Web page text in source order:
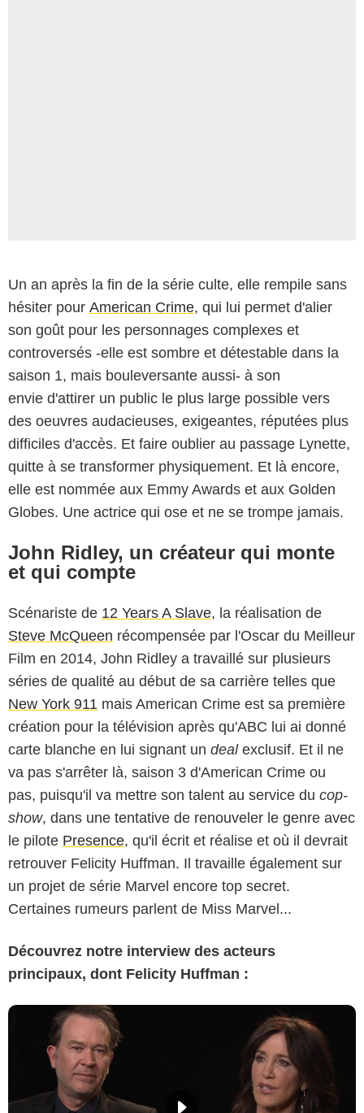
Un an après la fin de la série culte, elle rempile sans
hésiter pour American Crime, qui lui permet d'alier
son goût pour les personnages complexes et
controversés -elle est sombre et détestable dans la
saison 1, mais bouleversante aussi- à son
envie d'attirer un public le plus large possible vers
des oeuvres audacieuses, exigeantes, réputées plus
difficiles d'accès. Et faire oublier au passage Lynette,
quitte à se transformer physiquement. Et là encore,
elle est nommée aux Emmy Awards et aux Golden
Globes. Une actrice qui ose et ne se trompe jamais.
John Ridley, un créateur qui monte
et qui compte
Scénariste de 12 Years A Slave, la réalisation de
Steve McQueen récompensée par l'Oscar du Meilleur
Film en 2014, John Ridley a travaillé sur plusieurs
séries de qualité au début de sa carrière telles que
New York 911 mais American Crime est sa première
création pour la télévision après qu'ABC lui ai donné
carte blanche en lui signant un dealexclusif. Et il ne
va pas s'arrêter là, saison 3 d'American Crime ou
pas, puisqu'il va mettre son talent au service du cop-
show, dans une tentative de renouveler le genre avec
le pilote Presence, qu'il écrit et réalise et où il devrait
retrouver Felicity Huffman. Il travaille également sur
un projet de série Marvel encore top secret.
Certaines rumeurs parlent de Miss Marvel...
Découvrez notre interview des acteurs
principaux, dont Felicity Huffman :